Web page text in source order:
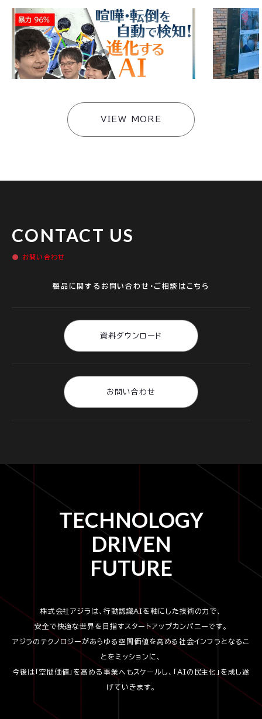
2026.06. 11
テレビ東京「アンパラレルド〜ニッポン発、世界
へ〜」にアジラが出演しました
#メディア
2026 06.
アジラがテレ
ビジネスサテ
#メディア
VIEW MORE
CONTACT US
お問い合わせ
製品に関するお問い合わせ・ご相談はこちら
資料ダウンロード
お問い合わせ
TECHNOLOGY
DRIVEN
FUTURE
株式会社アジラは、行動認識AIを軸にした技術の力で、
安全で快適な世界を目指すスタートアップカンパニーです。
アジラのテクノロジーがあらゆる空間価値を高める社会インフラとなるこ
とをミッションに、
今後は「空間価値」を高める事業へもスケールし、「AIの民主化」を成し遂
げていきます。